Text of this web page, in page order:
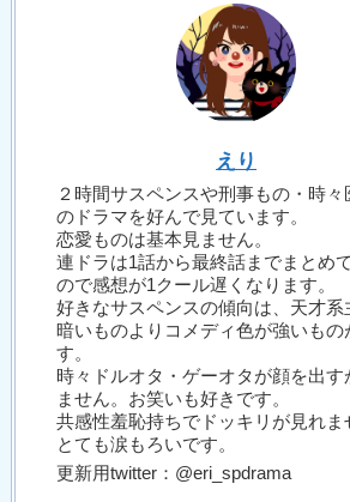
えり
２時間サスペンスや刑事もの・時々
のドラマを好んで見ています。
恋愛ものは基本見ません。
連ドラは1話から最終話までまとめ
ので感想が1クール遅くなります。
好きなサスペンスの傾向は、天才系
暗いものよりコメディ色が強いもの
す。
時々ドルオタ・ゲーオタが顔を出す
ません。お笑いも好きです。
共感性羞恥持ちでドッキリが見れま
とても涙もろいです。
更新用twitter：@eri_spdrama